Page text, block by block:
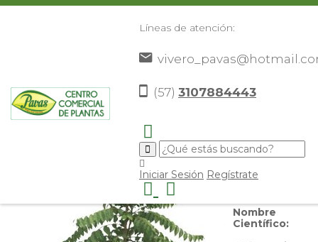
Líneas de atención:
(57) 3107884443
Iniciar Sesión Regístrate
Grocello Rojo
Común:
Nombre
Científico: